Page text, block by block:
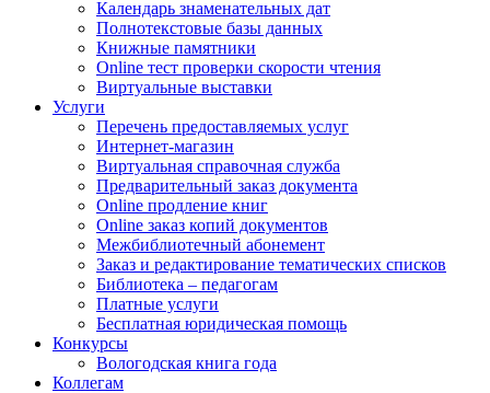
Календарь знаменательных дат
Полнотекстовые базы данных
Книжные памятники
Online тест проверки скорости чтения
Виртуальные выставки
Услуги
Перечень предоставляемых услуг
Интернет-магазин
Виртуальная справочная служба
Предварительный заказ документа
Online продление книг
Online заказ копий документов
Межбиблиотечный абонемент
Заказ и редактирование тематических списков
Библиотека – педагогам
Платные услуги
Бесплатная юридическая помощь
Конкурсы
Вологодская книга года
Коллегам